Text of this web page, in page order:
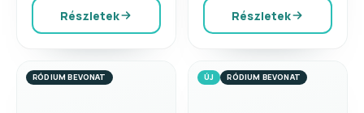
Részletek Részletek
RÓDIUM BEVONAT ÚJ RÓDIUM BEVONAT